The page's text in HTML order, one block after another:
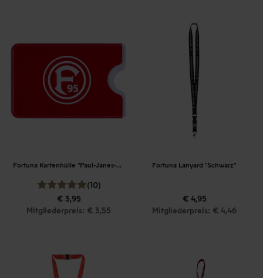
Fortuna Kartenhülle "Paul-Janes-Stadion"
(10)
€ 3,95
Mitgliederpreis: € 3,55
Fortuna Lanyard "Schwarz"
€ 4,95
Mitgliederpreis: € 4,46